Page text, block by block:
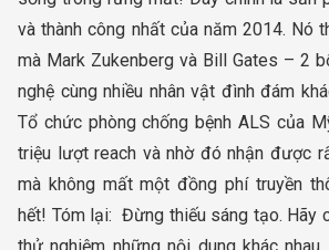
và thành công nhất của năm 2014. Nó
mà Mark Zukenberg và Bill Gates – 2
nghệ cùng nhiều nhân vật đình đám
Tổ chức phòng chống bệnh ALS của
triệu lượt reach và nhờ đó nhận được
mà không mất một đồng phí truyền
hết! Tóm lại: Đừng thiếu sáng tạo. Hãy